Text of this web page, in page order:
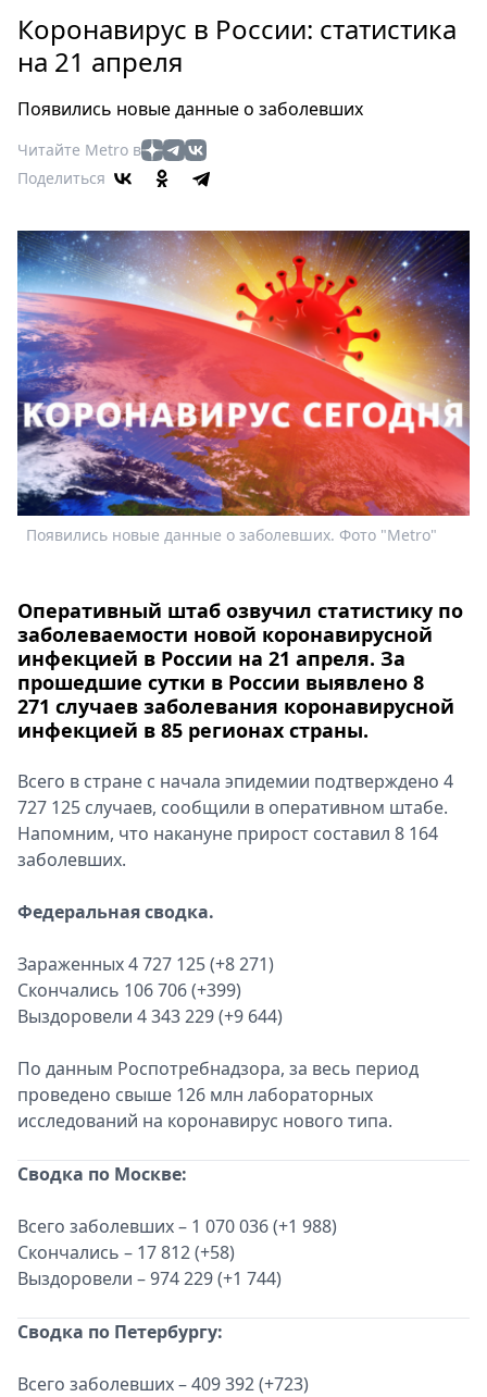
Россия
Мир
Еда
Туризм
Мода
Кино
Афиша
Книги
Выставки
Пресс-
релизы
О
Metro
Стримы
Спецпроекты
Звезды
Скачай
Metro
Коронавирус в России: статистика
на 21 апреля
Появились новые данные о заболевших
Читайте Metro в
Поделиться
Появились новые данные о заболевших. Фото "Metro"
Оперативный штаб озвучил статистику по
заболеваемости новой коронавирусной
инфекцией в России на 21 апреля. За
прошедшие сутки в России выявлено 8
271 случаев заболевания коронавирусной
инфекцией в 85 регионах страны.
Всего в стране с начала эпидемии подтверждено 4
727 125 случаев, сообщили в оперативном штабе.
Напомним, что накануне прирост составил 8 164
заболевших.
Федеральная сводка.
Зараженных 4 727 125 (+8 271)
Скончались 106 706 (+399)
Выздоровели 4 343 229 (+9 644)
По данным Роспотребнадзора, за весь период
проведено свыше 126 млн лабораторных
исследований на коронавирус нового типа.
Сводка по Москве:
Всего заболевших – 1 070 036 (+1 988)
Скончались – 17 812 (+58)
Выздоровели – 974 229 (+1 744)
Сводка по Петербургу:
Всего заболевших – 409 392 (+723)